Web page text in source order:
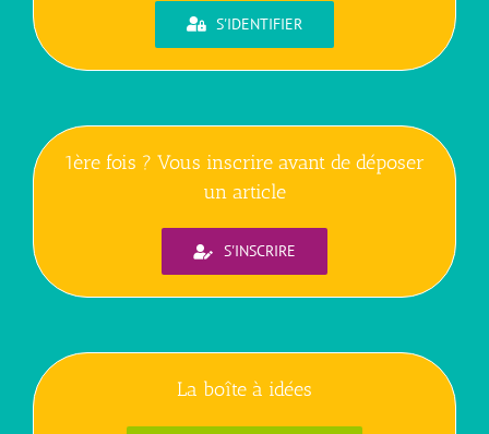
S'IDENTIFIER
1ère fois ? Vous inscrire avant de déposer
un article
S'INSCRIRE
La boîte à idées